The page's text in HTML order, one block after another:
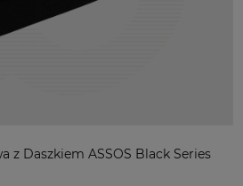
z Daszkiem ASSOS Black Series